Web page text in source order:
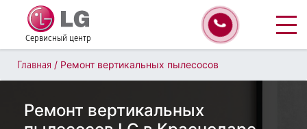
Сервисный центр
Главная / Ремонт вертикальных пылесосов
Ремонт вертикальных